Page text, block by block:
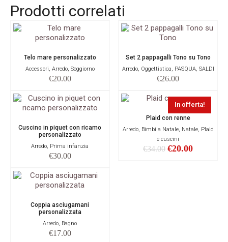
Prodotti correlati
Telo mare personalizzato
Accessori, Arredo, Soggiorno
€20.00
Set 2 pappagalli Tono su Tono
Arredo, Oggettistica, PASQUA, SALDI
€26.00
Cuscino in piquet con ricamo
personalizzato
Arredo, Prima infanzia
€30.00
In offerta!
Plaid con renne
Arredo, Bimbi a Natale, Natale, Plaid
e cuscini
€34.00 €20.00
Coppia asciugamani
personalizzata
Arredo, Bagno
€17.00